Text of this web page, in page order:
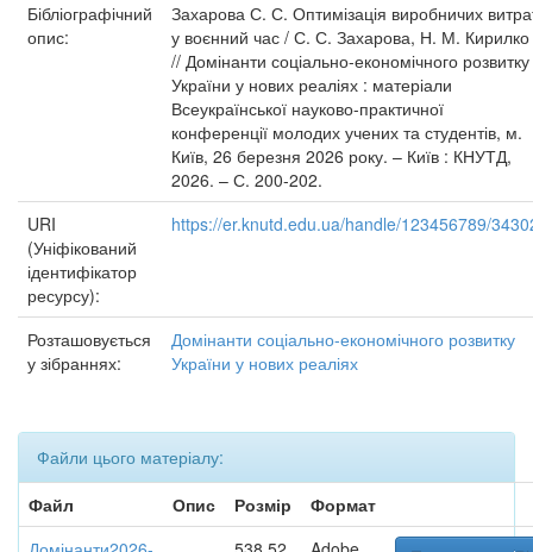
Бібліографічний
опис:
Захарова С. С. Оптимізація виробничих
у воєнний час / С. С. Захарова, Н. М. Кирилко
// Домінанти соціально-економічного розвитку
України у нових реаліях : матеріали
Всеукраїнської науково-практичної
конференції молодих учених та студентів, м.
Київ, 26 березня 2026 року. – Київ : КНУТД,
2026. – С. 200-202.
URI
(Уніфікований
ідентифікатор
ресурсу):
https://er.knutd.edu.ua/handle/123456789/
Розташовується
у зібраннях:
Домінанти соціально-економічного розвитку
України у нових реаліях
Файли цього матеріалу:
Файл
Опис Розмір
Формат